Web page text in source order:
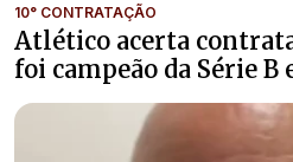
10° CONTRATAÇÃO
Atlético acerta
foi campeão da Série B